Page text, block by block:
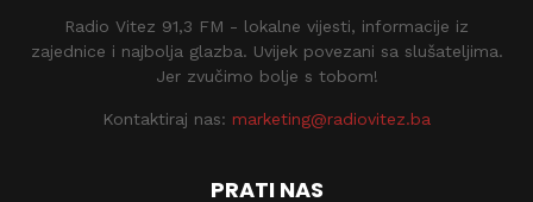
Radio Vitez 91,3 FM - lokalne vijesti, informacije iz
zajednice i najbolja glazba. Uvijek povezani sa slušateljima.
Jer zvučimo bolje s tobom!
Kontaktiraj nas: marketing@radiovitez.ba
PRATI NAS